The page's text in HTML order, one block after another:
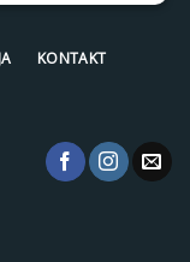
KONTAKT